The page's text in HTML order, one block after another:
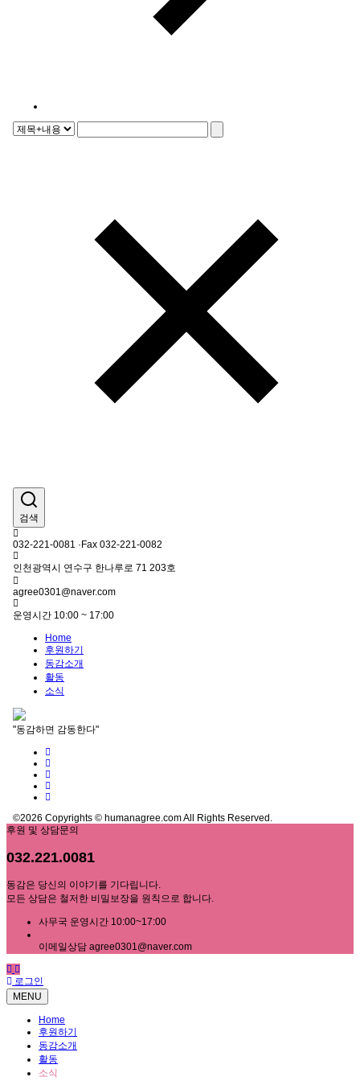
검색
032-221-0081 ·Fax 032-221-0082
인천광역시 연수구 한나루로 71 203호
agree0301@naver.com
운영시간 10:00 ~ 17:00
Home
후원하기
동감소개
활동
소식
"동감하면 감동한다"
©2026 Copyrights © humanagree.com All Rights Reserved.
후원 및 상담문의
032.221.0081
동감은 당신의 이야기를 기다립니다.
모든 상담은 철저한 비밀보장을 원칙으로 합니다.
사무국 운영시간 10:00~17:00
이메일상담 agree0301@naver.com
로그인
MENU
Home
후원하기
동감소개
활동
소식